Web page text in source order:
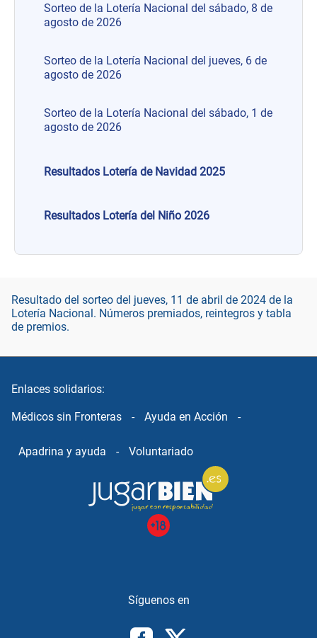
Resultado del sorteo del jueves, 11 de abril de 2024 de la
Lotería Nacional. Números premiados, reintegros y tabla
de premios.
Sorteo de la Lotería Nacional del sábado, 8 de
agosto de 2026
Sorteo de la Lotería Nacional del jueves, 6 de
agosto de 2026
Sorteo de la Lotería Nacional del sábado, 1 de
agosto de 2026
Resultados Lotería de Navidad 2025
Resultados Lotería del Niño 2026
Enlaces solidarios:
Médicos sin Fronteras - Ayuda en Acción -
Apadrina y ayuda - Voluntariado